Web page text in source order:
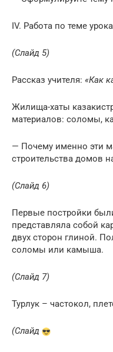
IV. Работа по теме урока
(Слайд 5)
Рассказ учителя: «Как
Жилища-хаты
материалов: соломы,
— Почему именно эти
строительства домов
(Слайд 6)
Первые постройки
представляла собой
двух сторон глиной.
соломы или камыша.
(Слайд 7)
Турлук – частокол,
(Слайд